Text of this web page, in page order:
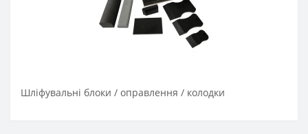
Шліфувальні блоки / оправлення / колодки